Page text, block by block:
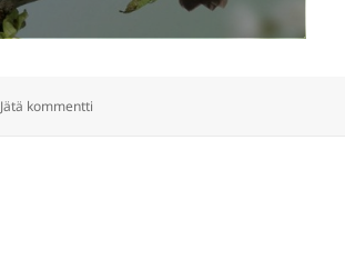
Jätä kommentti